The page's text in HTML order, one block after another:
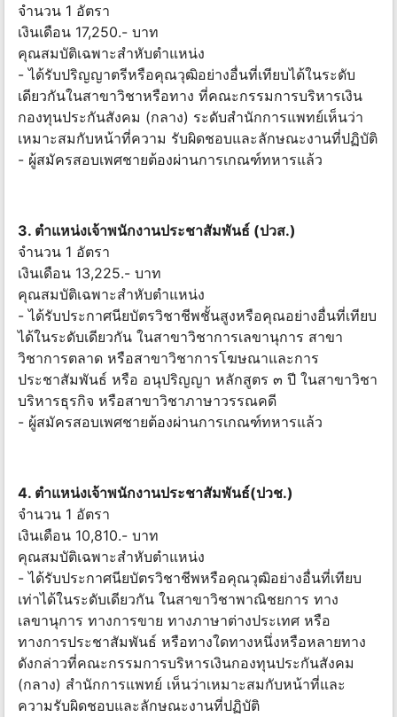
จํานวน 1 อัตรา
เงินเดือน 17,250.- บาท
คุณสมบัติเฉพาะสำหับตำแหน่ง
- ได้รับปริญญาตรีหรือคุณวุฒิอย่างอื่นที่เทียบได้ในระดับ
เดียวกันในสาขาวิชาหรือทาง ที่คณะกรรมการบริหารเงิน
กองทุนประกันสังคม (กลาง) ระดับสํานักการแพทย์เห็นว่า
เหมาะสมกับหน้าที่ความ รับผิดชอบและลักษณะงานที่ปฏิบัติ
- ผู้สมัครสอบเพศชายต้องผ่านการเกณฑ์ทหารแล้ว
3. ตําแหน่งเจ้าพนักงานประชาสัมพันธ์ (ปวส.)
จํานวน 1 อัตรา
เงินเดือน 13,225.- บาท
คุณสมบัติเฉพาะสำหับตำแหน่ง
- ได้รับประกาศนียบัตรวิชาชีพชั้นสูงหรือคุณอย่างอื่นที่เทียบ
ได้ในระดับเดียวกัน ในสาขาวิชาการเลขานุการ สาขา
วิชาการตลาด หรือสาขาวิชาการโฆษณาและการ
ประชาสัมพันธ์ หรือ อนุปริญญา หลักสูตร ๓ ปี ในสาขาวิชา
บริหารธุรกิจ หรือสาขาวิชาภาษาวรรณคดี
- ผู้สมัครสอบเพศชายต้องผ่านการเกณฑ์ทหารแล้ว
4. ตําแหน่งเจ้าพนักงานประชาสัมพันธ์(ปวช.)
จํานวน 1 อัตรา
เงินเดือน 10,810.- บาท
คุณสมบัติเฉพาะสำหับตำแหน่ง
- ได้รับประกาศนียบัตรวิชาชีพหรือคุณวุฒิอย่างอื่นที่เทียบ
เท่าได้ในระดับเดียวกัน ในสาขาวิชาพาณิชยการ ทาง
เลขานุการ ทางการขาย ทางภาษาต่างประเทศ หรือ
ทางการประชาสัมพันธ์ หรือทางใดทางหนึ่งหรือหลายทาง
ดังกล่าวที่คณะกรรมการบริหารเงินกองทุนประกันสังคม
(กลาง) สํานักการแพทย์ เห็นว่าเหมาะสมกับหน้าที่และ
ความรับผิดชอบและลักษณะงานที่ปฏิบัติ